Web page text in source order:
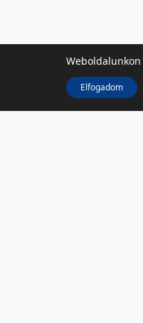
Weboldalunkon
Elfogadom